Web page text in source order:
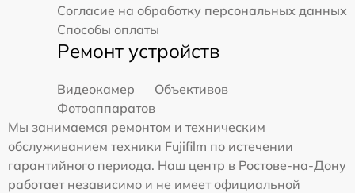
Согласие на обработку персональных данных
Способы оплаты
Ремонт устройств
Видеокамер
Объективов
Фотоаппаратов
Мы занимаемся ремонтом и техническим
обслуживанием техники Fujifilm по истечении
гарантийного периода. Наш центр в Ростове-на-Дону
работает независимо и не имеет официальной